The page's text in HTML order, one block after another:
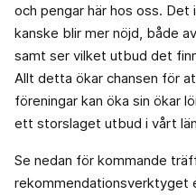
och pengar här hos oss.
kanske blir mer nöjd, både
samt ser vilket utbud det
Allt detta ökar chansen för
föreningar kan öka sin ökar
ett storslaget utbud i vårt
Se nedan för kommande
rekommendationsverktyget